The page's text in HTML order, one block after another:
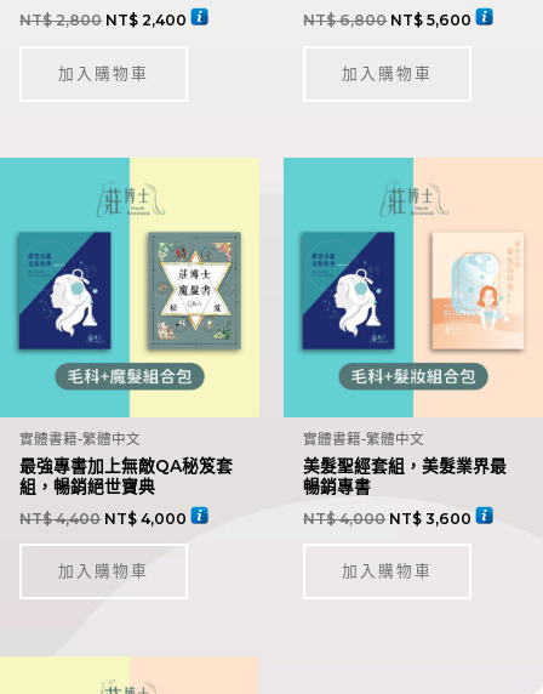
NT$2,800 NT$ 2,400
加入購物車
NT$6,800 NT$ 5,600
加入購物車
實體書籍-繁體中文
最強專書加上無敵QA秘笈套
組，暢銷絕世寶典
NT$4,400 NT$ 4,000
加入購物車
實體書籍-繁體中文
美髮聖經套組，美髮業界最
暢銷專書
NT$4,000 NT$ 3,600
加入購物車